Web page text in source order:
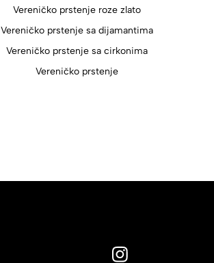
Vereničko prstenje roze zlato
Vereničko prstenje sa dijamantima
Vereničko prstenje sa cirkonima
Vereničko prstenje